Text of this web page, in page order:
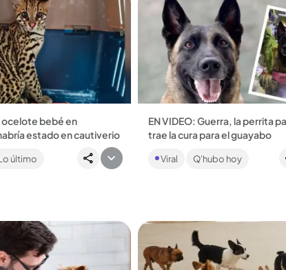
ocelote bebé en
estado en cautiverio
intervención de un policía y
de una empresa, se
del ejemplar macho
último
EN VIDEO: Guerra, la perrita
trae la cura para el guayabo
humanos y es considerada por
Viral Q'hubo hoy